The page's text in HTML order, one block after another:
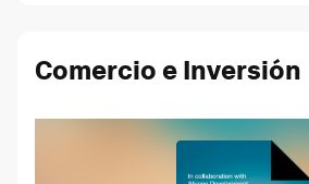
Comercio e Inversión